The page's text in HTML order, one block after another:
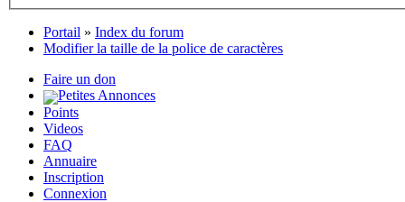
Portail » Index du forum
Modifier la taille de la police de caractères
Faire un don
Petites Annonces
Points
Videos
FAQ
Annuaire
Inscription
Connexion